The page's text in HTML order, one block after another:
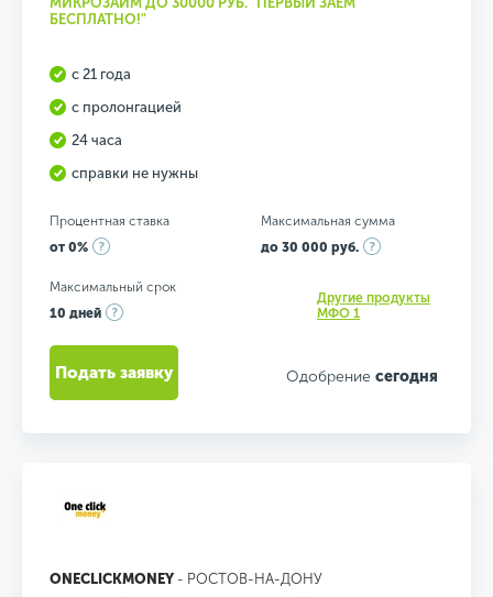
БЕСПЛАТНО!"
с 21 года
с пролонгацией
24 часа
справки не нужны
Процентная ставка
от 0%
Максимальная сумма
до 30 000 руб.
Максимальный срок
10 дней
Другие продукты
МФО 1
Одобрение сегодня
Подать заявку
ONECLICKMONEY - РОСТОВ-НА-ДОНУ